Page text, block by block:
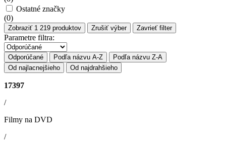
Ostatné značky
(0)
Zobraziť 1 219 produktov Zrušiť výber Zavrieť filter
Parametre filtra:
Odporúčané Podľa názvu A-Z
Podľa názvu Z-A
Od najlacnejšieho
Od najdrahšieho
17397
/
Filmy na DVD
/